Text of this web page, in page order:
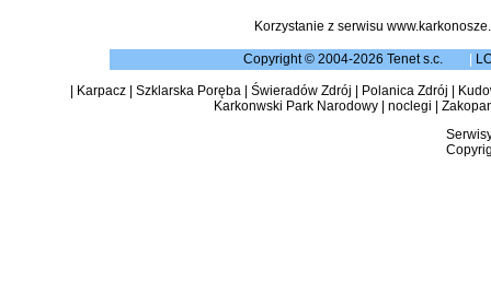
Korzystanie z serwisu
Copyright © 2004-2026 Tenet s.c.
Karpacz| Szklarska Poręba| Świeradów Zdrój Polanica Zdrój
Karkonwski Park Narodowy| noclegi